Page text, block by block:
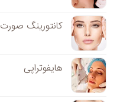
کانتورینگ صورت
هایفوتراپی